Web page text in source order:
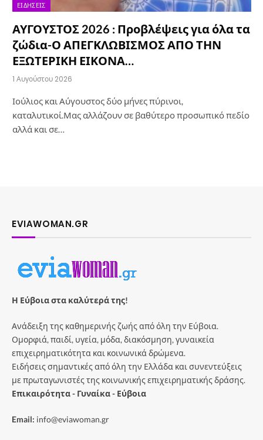
ΕΙΔΉΣΕΙΣ
ΑΥΓΟΥΣΤΟΣ 2026 : Προβλέψεις για όλα τα
ζώδια-Ο ΑΠΕΓΚΛΩΒΙΣΜΟΣ ΑΠΟ ΤΗΝ
ΕΞΩΤΕΡΙΚΗ ΕΙΚΟΝΑ…
1 Αυγούστου 2026
Ιούλιος και Αύγουστος δύο μήνες πύρινοι,
καταλυτικοί.Μας αλλάζουν σε βαθύτερο προσωπικό πεδίο
αλλά και σε…
EVIAWOMAN.GR
Η Εύβοια στα καλύτερά της!
Ανάδειξη της καθημερινής ζωής από όλη την Εύβοια.
Ομορφιά, παιδί, υγεία, μόδα, διακόσμηση, γυναικεία
επιχειρηματικότητα και κοινωνικά δρώμενα.
Ειδήσεις σημαντικές από όλη την Ελλάδα και συνεντεύξεις
με πρωταγωνιστές της κοινωνικής επιχειρηματικής δράσης.
Επικαιρότητα - Γυναίκα - Εύβοια
Email: info@eviawoman.gr